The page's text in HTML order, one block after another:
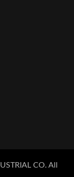
CO. All